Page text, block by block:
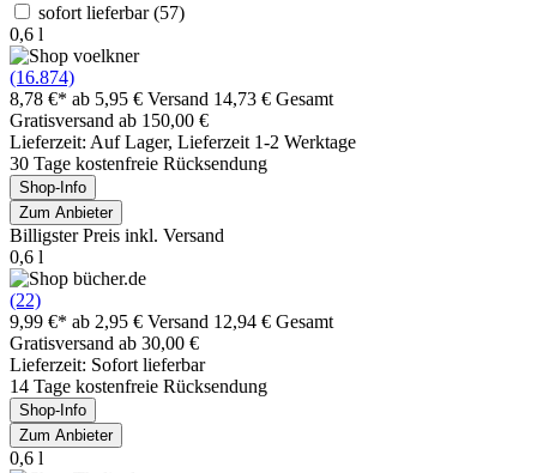
sofort lieferbar(57)
0,6 l
(16.874)
8,78 €* ab 5,95 € Versand 14,73 € Gesamt
Gratisversand ab 150,00 €
Lieferzeit: Auf Lager, Lieferzeit 1-2 Werktage
30 Tage kostenfreie Rücksendung
Shop-Info
Zum Anbieter
Billigster Preis inkl. Versand
0,6 l
(22)
9,99 €* ab 2,95 € Versand 12,94 € Gesamt
Gratisversand ab 30,00 €
Lieferzeit: Sofort lieferbar
14 Tage kostenfreie Rücksendung
Shop-Info
Zum Anbieter
0,6 l